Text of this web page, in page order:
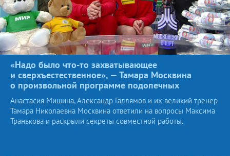
«Надо было что-то захватывающее
и сверхъестественное», — Тамара Москвина
о произвольной программе подопечных
Анастасия Мишина, Александр Галлямов и их великий тренер
Тамара Николаевна Москвина ответили на вопросы Максима
Транькова и раскрыли секреты совместной работы.